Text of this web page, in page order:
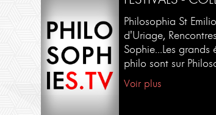
Philosophia St
d'Uriage,
Sophie...Les grands
philo sont sur
Voir plus